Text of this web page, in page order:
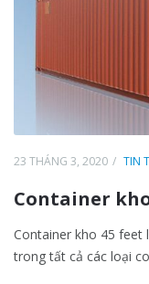
23 THÁNG 3, 2020 TIN
Container
Container kho 45 feet
trong tất cả các loại